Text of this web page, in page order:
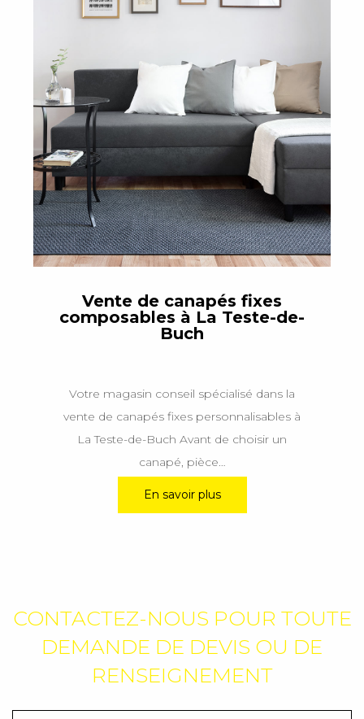
Vente de canapés fixes
composables à La Teste-de-
Buch
Votre magasin conseil spécialisé dans la
vente de canapés fixes personnalisables à
La Teste-de-Buch Avant de choisir un
canapé, pièce…
En savoir plus
CONTACTEZ-NOUS POUR TOUTE
DEMANDE DE DEVIS OU DE
RENSEIGNEMENT